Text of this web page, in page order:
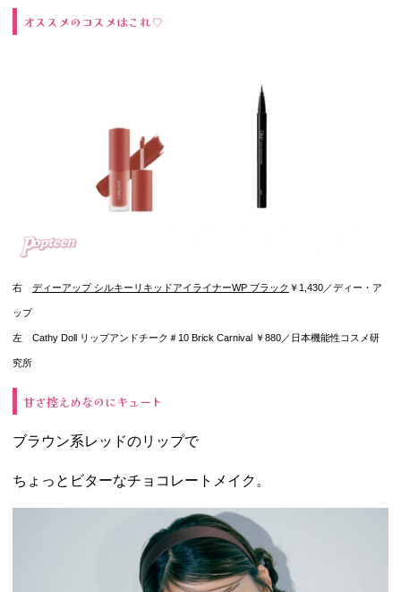
オススメのコスメはこれ♡
右 ディーアップ シルキーリキッドアイライナーWP ブラック ￥1,430／ディー・ア
ップ
左 Cathy Doll リップアンドチーク＃10 Brick Carnival ￥880／日本機能性コスメ研
究所
甘さ控えめなのにキュート
ブラウン系レッドのリップで
ちょっとビターなチョコレートメイク。